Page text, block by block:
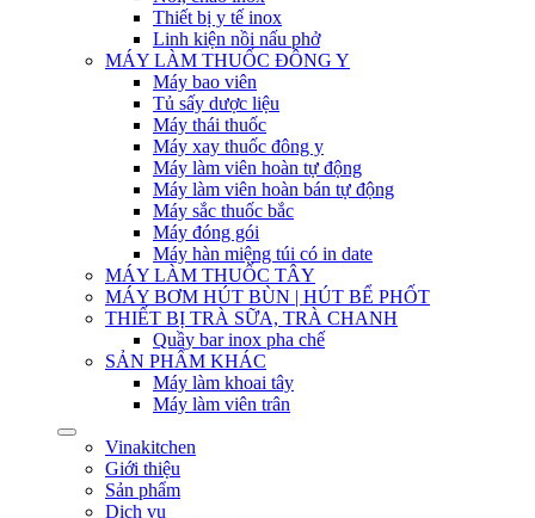
Thiết bị y tế inox
Linh kiện nồi nấu phở
MÁY LÀM THUỐC ĐÔNG Y
Máy bao viên
Tủ sấy dược liệu
Máy thái thuốc
Máy xay thuốc đông y
Máy làm viên hoàn tự động
Máy làm viên hoàn bán tự động
Máy sắc thuốc bắc
Máy đóng gói
Máy hàn miệng túi có in date
MÁY LÀM THUỐC TÂY
MÁY BƠM HÚT BÙN | HÚT BỂ PHỐT
THIẾT BỊ TRÀ SỮA, TRÀ CHANH
Quầy bar inox pha chế
SẢN PHẨM KHÁC
Máy làm khoai tây
Máy làm viên trân
Vinakitchen
Giới thiệu
Sản phẩm
Dịch vụ